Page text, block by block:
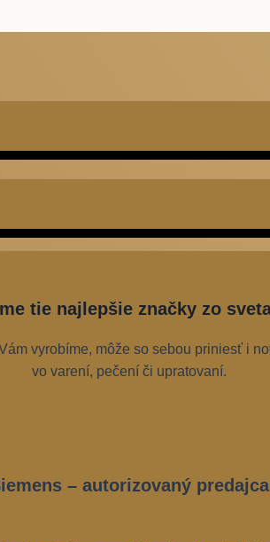
tie najlepšie značky zo
vyrobíme, môže so sebou priniesť i
vo varení, pečení či upratovaní.
– autorizovaný predajca